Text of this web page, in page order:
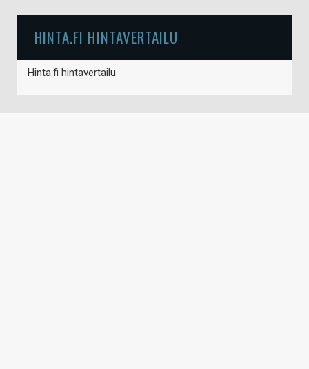
HINTA.FI HINTAVERTAILU
Hinta.fi hintavertailu